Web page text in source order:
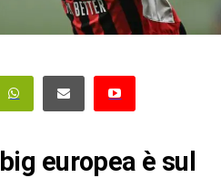
europea è sul